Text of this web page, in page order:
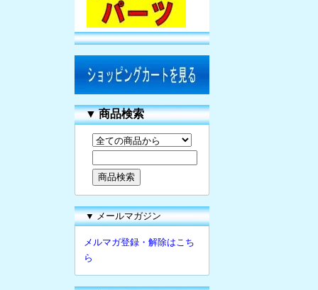
▼商品検索
▼ メールマガジン
メルマガ登録・解除はこち
ら